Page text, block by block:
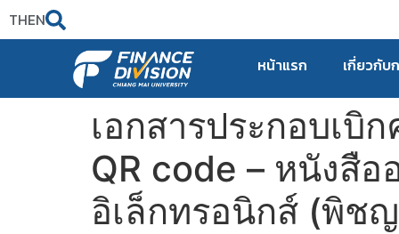
THEN
หน้าแรก เกี่ยวกับ
เอกสารประกอบเบิ
QR code – หนังสื
อิเล็กทรอนิกส์ (พิช